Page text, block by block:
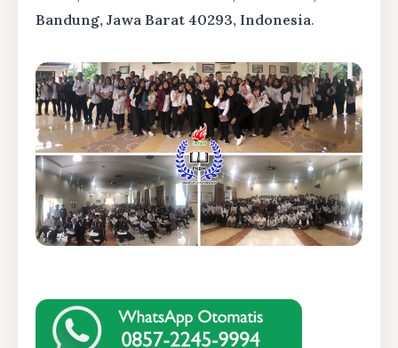
Bandung, Jawa Barat 40293, Indonesia.